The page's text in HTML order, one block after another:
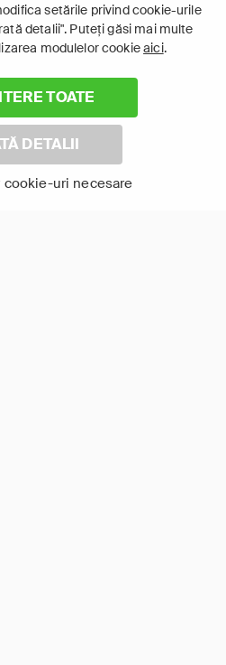
setările privind cookie-urile
detalii". Puteți găsi mai multe
modulelor cookieaici.
TOATE
DETALII
cookie-uri necesare